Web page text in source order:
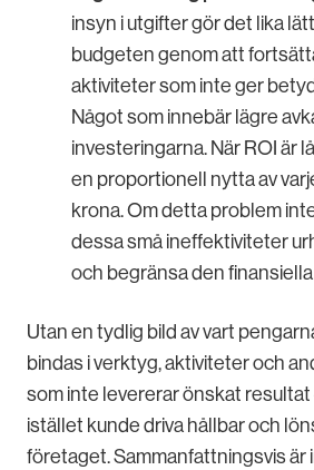
insyn i utgifter gör det lika
budgeten genom att
aktiviteter som inte ger
Något som innebär lägre
investeringarna. När ROI är
en proportionell nytta av
krona. Om detta problem
dessa små ineffektiviteter
och begränsa den
Utan en tydlig bild av vart
bindas i verktyg, aktiviteter och
som inte levererar önskat
istället kunde driva hållbar och
företaget. Sammanfattningsvis är